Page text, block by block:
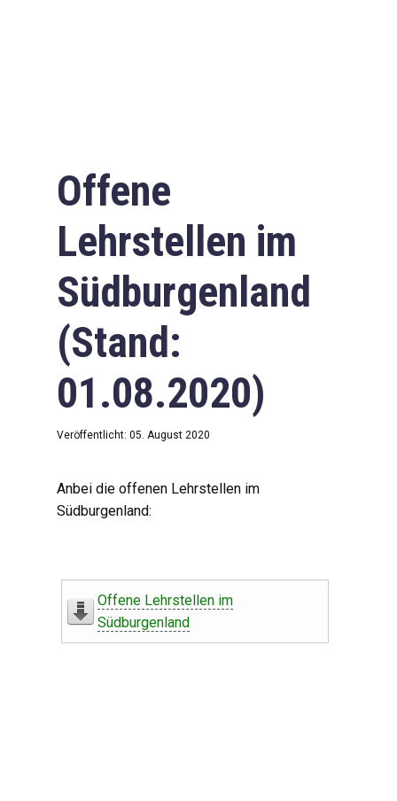
Offene
Lehrstellen im
Südburgenland
(Stand:
01.08.2020)
Veröffentlicht: 05. August 2020
Anbei die offenen Lehrstellen im
Südburgenland:
Offene Lehrstellen im
Südburgenland